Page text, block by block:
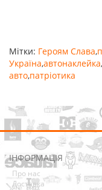
Мітки: Героям Слава,
Україна,автонаклейка,
авто,патріотика
ІНФОРМАЦІЯ
Про нас
Доставка